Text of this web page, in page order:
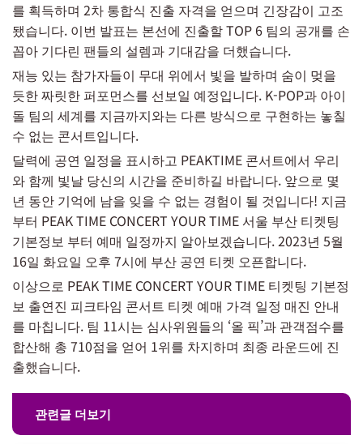
를 획득하며 2차 통합식 진출 자격을 얻으며 긴장감이 고조
됐습니다. 이번 발표는 본선에 진출할 TOP 6 팀의 공개를 손
꼽아 기다린 팬들의 설렘과 기대감을 더했습니다.
재능 있는 참가자들이 무대 위에서 빛을 발하며 숨이 멎을
듯한 짜릿한 퍼포먼스를 선보일 예정입니다. K-POP과 아이
돌 팀의 세계를 지금까지와는 다른 방식으로 구현하는 놓칠
수 없는 콘서트입니다.
달력에 공연 일정을 표시하고 PEAKTIME 콘서트에서 우리
와 함께 빛날 당신의 시간을 준비하길 바랍니다. 앞으로 몇
년 동안 기억에 남을 잊을 수 없는 경험이 될 것입니다! 지금
부터 PEAK TIME CONCERT YOUR TIME 서울 부산 티켓팅
기본정보 부터 예매 일정까지 알아보겠습니다. 2023년 5월
16일 화요일 오후 7시에 부산 공연 티켓 오픈합니다.
이상으로 PEAK TIME CONCERT YOUR TIME 티켓팅 기본정
보 출연진 피크타임 콘서트 티켓 예매 가격 일정 매진 안내
를 마칩니다. 팀 11시는 심사위원들의 ‘올 픽’과 관객점수를
합산해 총 710점을 얻어 1위를 차지하며 최종 라운드에 진
출했습니다.
관련글 더보기